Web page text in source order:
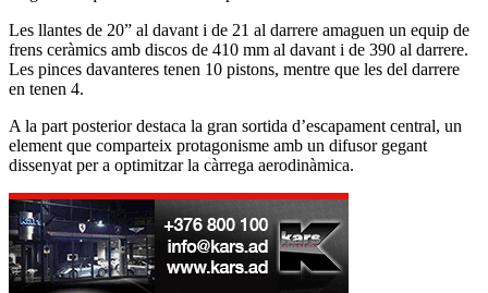
Les llantes de 20” al davant i de 21 al darrere amaguen un equip de
frens ceràmics amb discos de 410 mm al davant i de 390 al darrere.
Les pinces davanteres tenen 10 pistons, mentre que les del darrere
en tenen 4.
A la part posterior destaca la gran sortida d’escapament central, un
element que comparteix protagonisme amb un difusor gegant
dissenyat per a optimitzar la càrrega aerodinàmica.